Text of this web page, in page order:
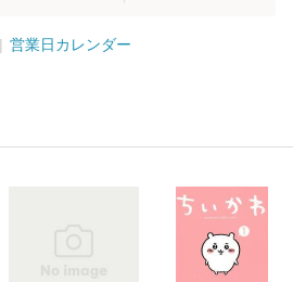
営業日カレンダー